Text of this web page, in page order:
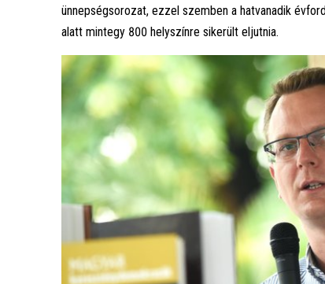
ünnepségsorozat, ezzel szemben a hatvanadik
alatt mintegy 800 helyszínre sikerült eljutnia.